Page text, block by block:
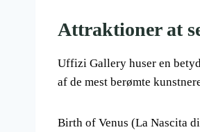
Attraktioner at
Uffizi Gallery huser en
af de mest berømte
Birth of Venus (La Nascita